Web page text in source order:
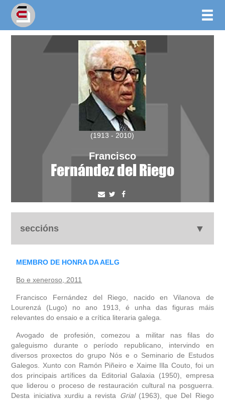
(1913 - 2010)
Francisco
Fernández del Riego
seccións
biografía
obra
fototeca
videoteca
outros docs
MEMBRO DE HONRA DA AELG
Bo e xeneroso, 2011
Francisco Fernández del Riego, nacido en Vilanova de
Lourenzá (Lugo) no ano 1913, é unha das figuras máis
relevantes do ensaio e a crítica literaria galega.
Avogado de profesión, comezou a militar nas filas do
galeguismo durante o período republicano, intervindo en
diversos proxectos do grupo Nós e o Seminario de Estudos
Galegos. Xunto con Ramón Piñeiro e Xaime Illa Couto, foi un
dos principais artífices da Editorial Galaxia (1950), empresa
que liderou o proceso de restauración cultural na posguerra.
Desta iniciativa xurdiu a revista Grial(1963), que Del Riego